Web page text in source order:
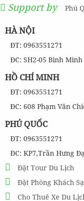
Support by Phú
HÀ NỘI
ĐT: 0963551271
ĐC: SH2-05 Bình
HỒ CHÍ MINH
ĐT: 0963551271
ĐC: 608 Phạm Văn
PHÚ QUỐC
ĐT: 0963551271
ĐC: KP7,Trần Hưng
Đặt Tour Du Lịch
Đặt Phòng Khách
Cho Thuê Xe Du